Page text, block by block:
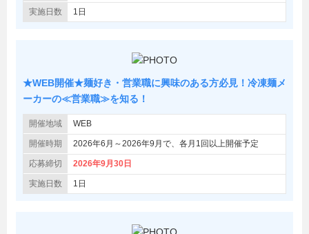
実施日数 1日
★WEB開催★麺好き・営業職に興味のある方必見！冷凍麺メ
ーカーの≪営業職≫を知る！
開催地域 WEB
開催時期 2026年6月～2026年9月で、各月1回以上開催予定
応募締切 2026年9月30日
実施日数 1日